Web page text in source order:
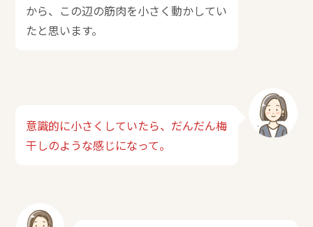
から、この辺の筋肉を小さく動かしてい
たと思います。
意識的に小さくしていたら、だんだん梅
干しのような感じになって。